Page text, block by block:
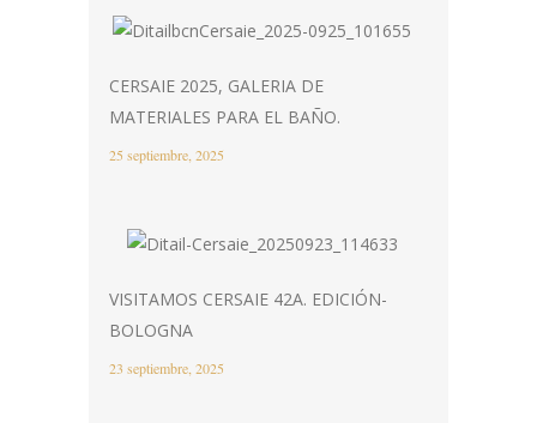
CERSAIE 2025, GALERIA DE
MATERIALES PARA EL BAÑO.
25 septiembre, 2025
VISITAMOS CERSAIE 42A. EDICIÓN-
BOLOGNA
23 septiembre, 2025